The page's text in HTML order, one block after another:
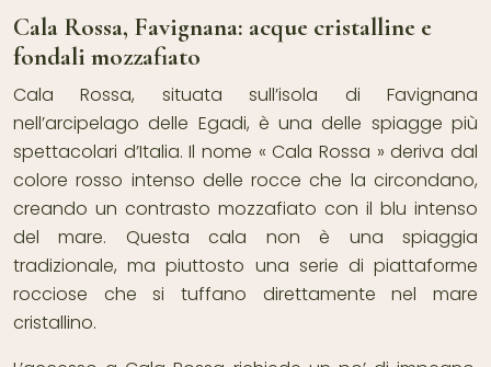
Cala Rossa, Favignana: acque cristalline e
fondali mozzafiato
Cala Rossa, situata sull’isola di Favignana
nell’arcipelago delle Egadi, è una delle spiagge più
spettacolari d’Italia. Il nome « Cala Rossa » deriva dal
colore rosso intenso delle rocce che la circondano,
creando un contrasto mozzafiato con il blu intenso
del mare. Questa cala non è una spiaggia
tradizionale, ma piuttosto una serie di piattaforme
rocciose che si tuffano direttamente nel mare
cristallino.